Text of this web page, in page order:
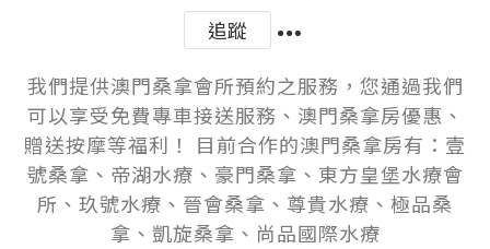
追蹤
我們提供澳門桑拿會所預約之服務，您通過我們
可以享受免費專車接送服務、澳門桑拿房優惠、
贈送按摩等福利！ 目前合作的澳門桑拿房有：壹
號桑拿、帝湖水療、豪門桑拿、東方皇堡水療會
所、玖號水療、晉會桑拿、尊貴水療、極品桑
拿、凱旋桑拿、尚品國際水療